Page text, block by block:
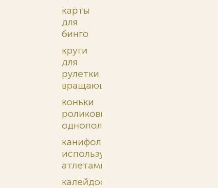
карты
для
бинго
круги
для
рулетки
вращающиеся
коньки
роликовые
однополозные
канифоль,
используемая
атлетами
калейдоскопы